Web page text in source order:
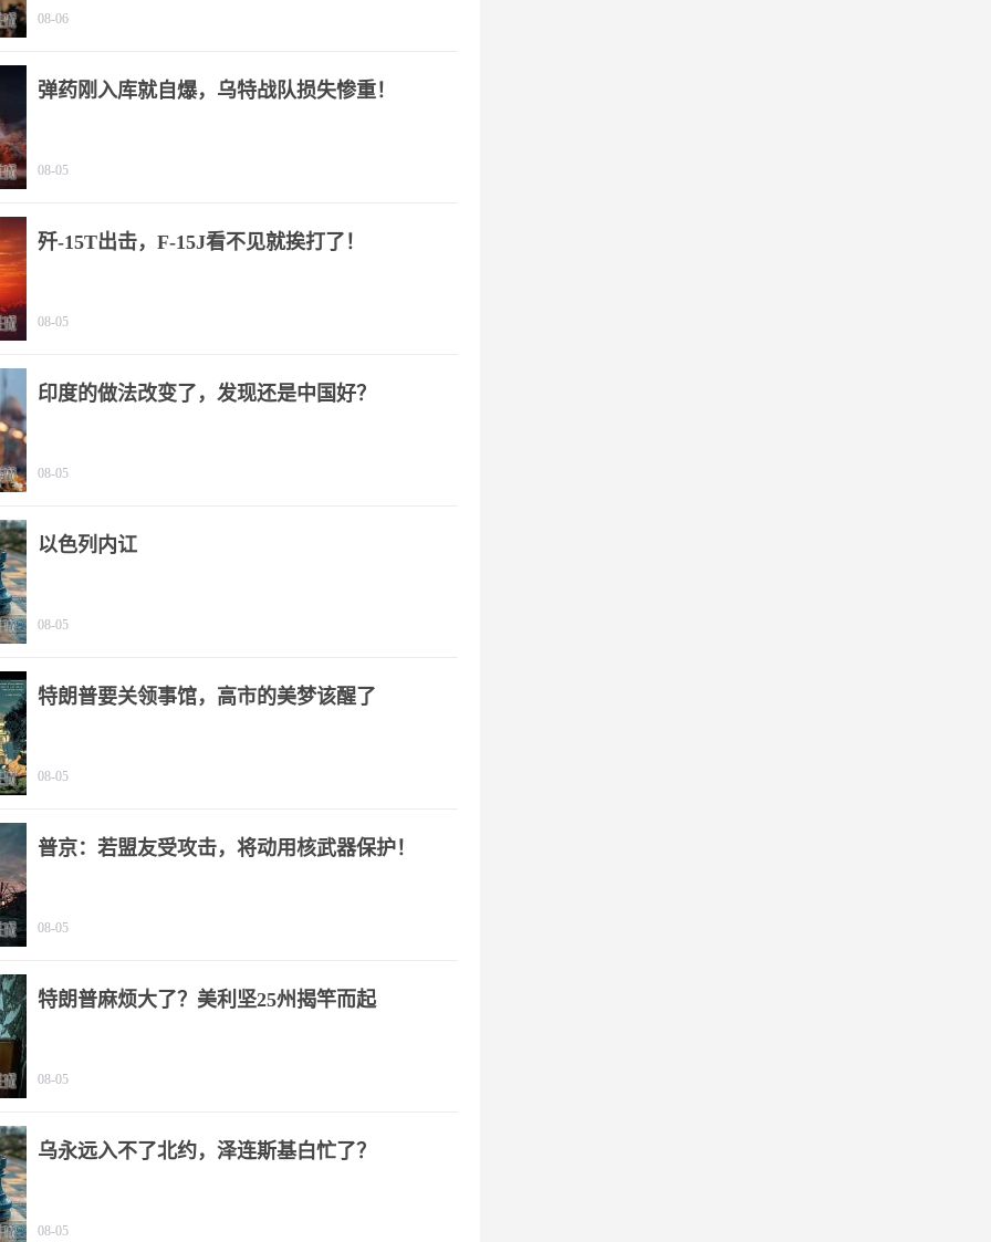
08-06
弹药刚入库就自爆，乌特战队损失惨重！
08-05
歼-15T出击，F-15J看不见就挨打了！
08-05
印度的做法改变了，发现还是中国好？
08-05
以色列内讧
08-05
特朗普要关领事馆，高市的美梦该醒了
08-05
普京：若盟友受攻击，将动用核武器保护！
08-05
特朗普麻烦大了？美利坚25州揭竿而起
08-05
乌永远入不了北约，泽连斯基白忙了？
08-05